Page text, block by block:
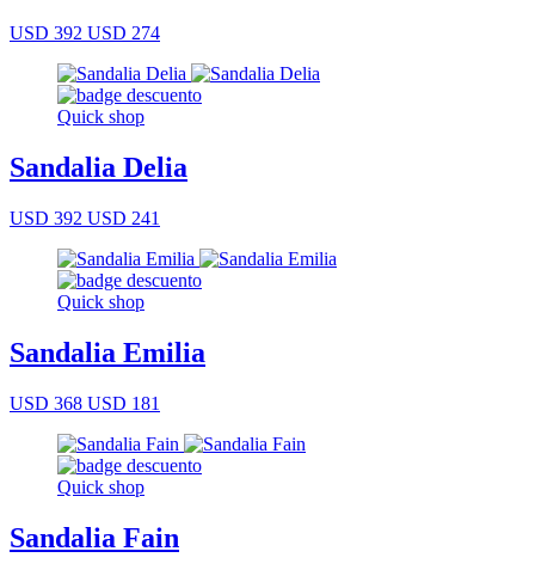
USD 392 USD 274
Quick shop
Sandalia Delia
USD 392 USD 241
Quick shop
Sandalia Emilia
USD 368 USD 181
Quick shop
Sandalia Fain